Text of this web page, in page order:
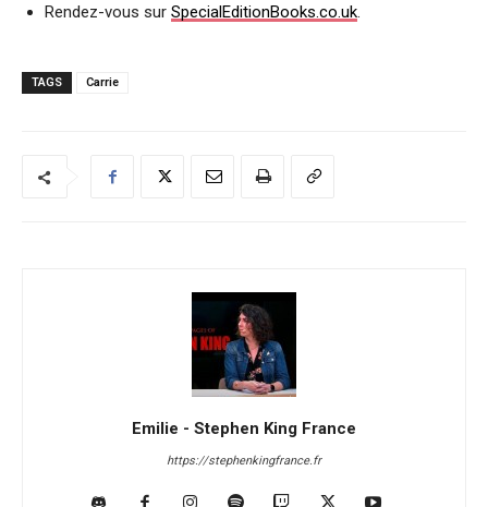
Rendez-vous sur SpecialEditionBooks.co.uk.
TAGS Carrie
Emilie - Stephen King France
https://stephenkingfrance.fr